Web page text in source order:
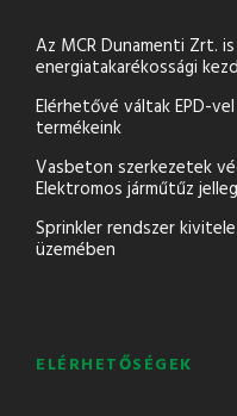
Az MCR Dunamenti Zrt.
energiatakarékossági
Elérhetővé váltak EPD-
termékeink
Vasbeton szerkezetek
Elektromos járműtűz
Sprinkler rendszer
üzemében
ELÉRHETŐSÉGEK